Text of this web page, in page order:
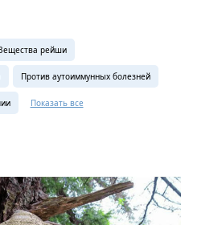
рейши
Против аутоиммунных болезней
Показать все